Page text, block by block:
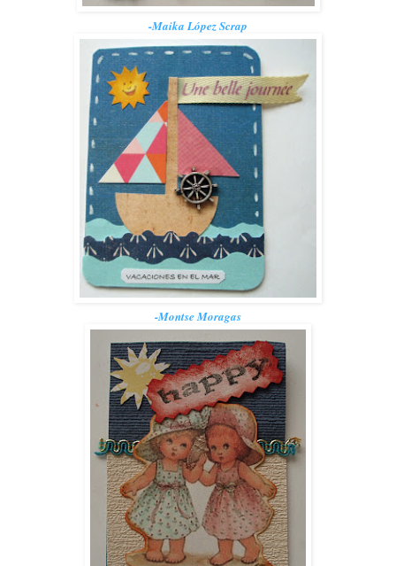
-Maika López Scrap
-Montse Moragas